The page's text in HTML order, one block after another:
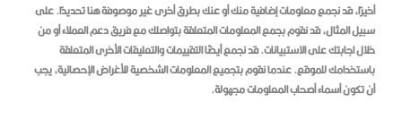
أخيرًا، قد نجمع معلومات إضافية منك أو عنك بطرق أخرى غير موصوفة هنا تحديدًا. على
سبيل المثال، قد نقوم بجمع المعلومات المتعلقة بتواصلك مع فريق دعم العملاء أو من
خلال اجابتك على الاستبيانات. قد نجمع أيضًا التقييمات والتعليقات الأخرى المتعلقة
باستخدامك للموقع. عندما نقوم بتجميع المعلومات الشخصية للأغراض الإحصائية، يجب
أن تكون أسماء أصحاب المعلومات مجهولة.